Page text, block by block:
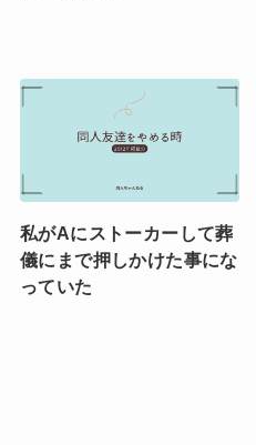
私がAにストーカーして葬
儀にまで押しかけた事にな
っていた